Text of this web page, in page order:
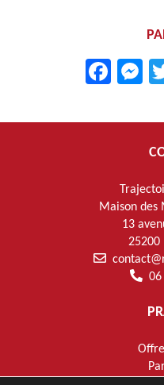
Maison des
13
25200
06